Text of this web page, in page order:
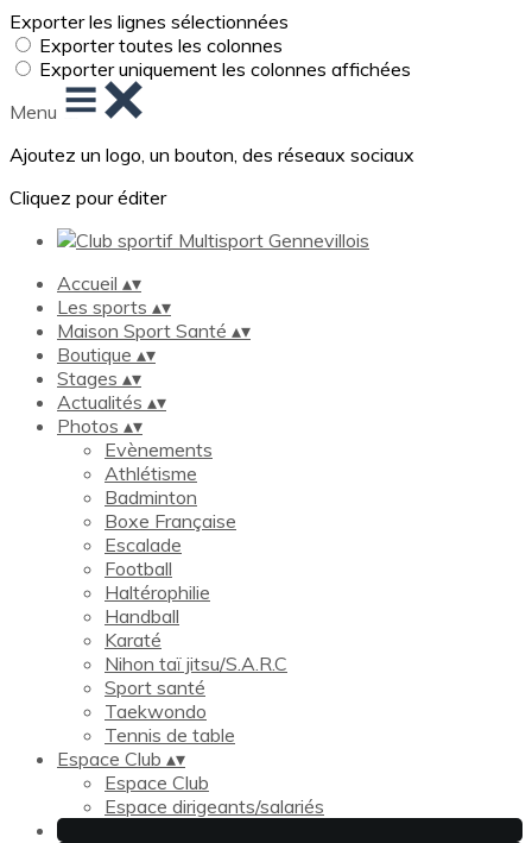
Exporter les lignes sélectionnées
Exporter toutes les colonnes
Exporter uniquement les colonnes affichées
Menu
Ajoutez un logo, un bouton, des réseaux sociaux
Cliquez pour éditer
Accueil ▴▾
Les sports ▴▾
Maison Sport Santé ▴▾
Boutique ▴▾
Stages ▴▾
Actualités ▴▾
Photos ▴▾
Evènements
Athlétisme
Badminton
Boxe Française
Escalade
Football
Haltérophilie
Handball
Karaté
Nihon taï jitsu/S.A.R.C
Sport santé
Taekwondo
Tennis de table
Espace Club ▴▾
Espace Club
Espace dirigeants/salariés